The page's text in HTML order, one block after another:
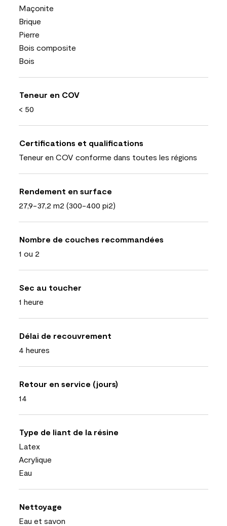
Maçonite
Brique
Pierre
Bois composite
Bois
Teneur en COV
< 50
Certifications et qualifications
Teneur en COV conforme dans toutes les régions
Rendement en surface
27,9-37,2 m2 (300-400 pi2)
Nombre de couches recommandées
1 ou 2
Sec au toucher
1 heure
Délai de recouvrement
4 heures
Retour en service (jours)
14
Type de liant de la résine
Latex
Acrylique
Eau
Nettoyage
Eau et savon